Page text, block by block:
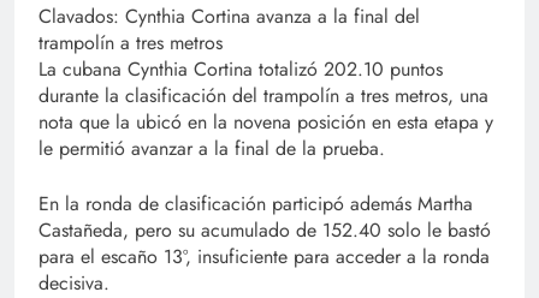
Clavados: Cynthia Cortina avanza a la final del
trampolín a tres metros
La cubana Cynthia Cortina totalizó 202.10 puntos
durante la clasificación del trampolín a tres metros, una
nota que la ubicó en la novena posición en esta etapa y
le permitió avanzar a la final de la prueba.
En la ronda de clasificación participó además Martha
Castañeda, pero su acumulado de 152.40 solo le bastó
para el escaño 13º, insuficiente para acceder a la ronda
decisiva.